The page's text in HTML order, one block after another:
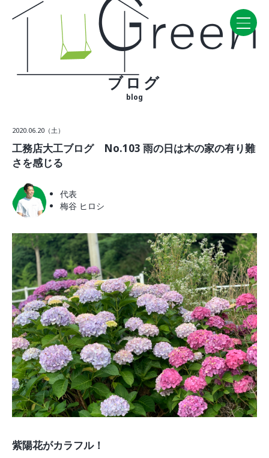
CONCEPT・BUILD
コンセプト
自然素材
ラインナップ
WORK
VISIT
モデルルーム
イベント
ABOUT
会社概要
採用情報
スタッフ紹介
ブログ
お知らせ
お問い合わせ・資料請求
ブログ
ブログ
blog
2020.06.20（土）
工務店大工ブログ No.103 雨の日は木の家の有り難
さを感じる
代表
梅谷 ヒロシ
紫陽花がカラフル！